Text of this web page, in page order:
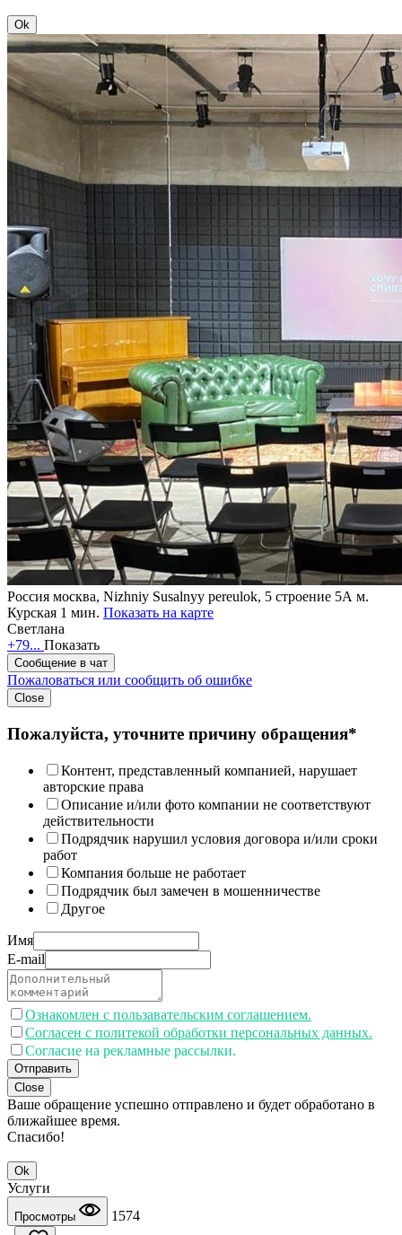
Ok
Россия москва, Nizhniy Susalnyy pereulok, 5 строение 5А м.
Курская 1 мин. Показать на карте
Светлана
+79... Показать
Сообщение в чат
Пожаловаться или сообщить об ошибке
Close
Пожалуйста, уточните причину обращения*
Контент, представленный компанией, нарушает
авторские права
Описание и/или фото компании не соответствуют
действительности
Подрядчик нарушил условия договора и/или сроки
работ
Компания больше не работает
Подрядчик был замечен в мошенничестве
Другое
Имя
E-mail
Ознакомлен с пользавательским соглашением.
Согласен с политекой обработки персональных данных.
Согласие на рекламные рассылки.
Отправить
Close
Ваше обращение успешно отправлено и будет обработано в
ближайшее время.
Спасибо!
Ok
Услуги
Просмотры
1574